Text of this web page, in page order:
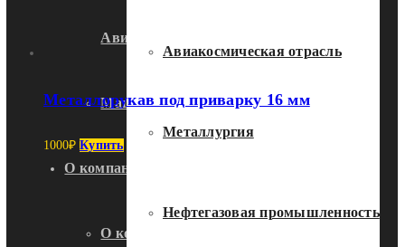
Авиакосмической отрасли
Машиностроение
О компании
О компании
Авиакосмическая отрасль
Металлургия
Нефтегазовая промышленность
Металлорукав под приварку 16 мм
1000₽ Купить